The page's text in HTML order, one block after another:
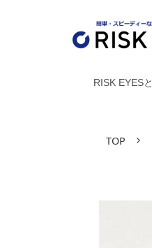
RISK EYES
TOP